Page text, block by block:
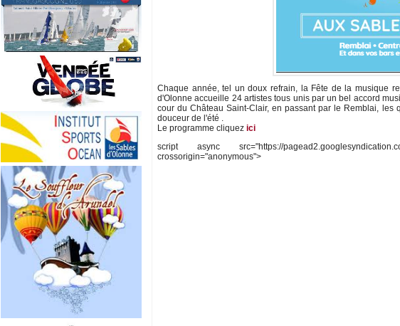
Chaque année, tel un doux refrain, la Fête de la musique
d'Olonne accueille 24 artistes tous unis par un bel accord
cour du Château Saint-Clair, en passant par le Remblai,
douceur de l'été .
Le programme cliquezici
script async src="https://
crossorigin="anonymous">